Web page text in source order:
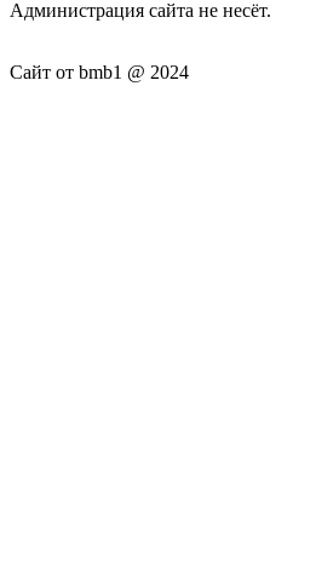
Администрация сайта не несёт.
Сайт от bmb1 @ 2024